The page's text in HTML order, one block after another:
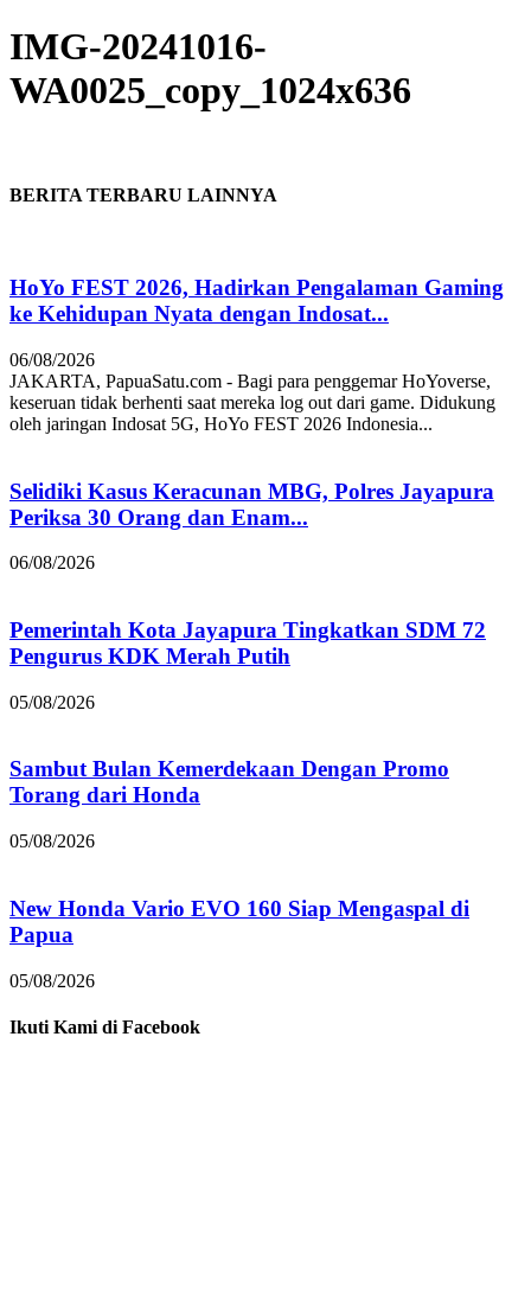
IMG-20241016-
WA0025_copy_1024x636
BERITA TERBARU LAINNYA
HoYo FEST 2026, Hadirkan Pengalaman Gaming
ke Kehidupan Nyata dengan Indosat...
06/08/2026
JAKARTA, PapuaSatu.com - Bagi para penggemar HoYoverse,
keseruan tidak berhenti saat mereka log out dari game. Didukung
oleh jaringan Indosat 5G, HoYo FEST 2026 Indonesia...
Selidiki Kasus Keracunan MBG, Polres Jayapura
Periksa 30 Orang dan Enam...
06/08/2026
Pemerintah Kota Jayapura Tingkatkan SDM 72
Pengurus KDK Merah Putih
05/08/2026
Sambut Bulan Kemerdekaan Dengan Promo
Torang dari Honda
05/08/2026
New Honda Vario EVO 160 Siap Mengaspal di
Papua
05/08/2026
Ikuti Kami di Facebook